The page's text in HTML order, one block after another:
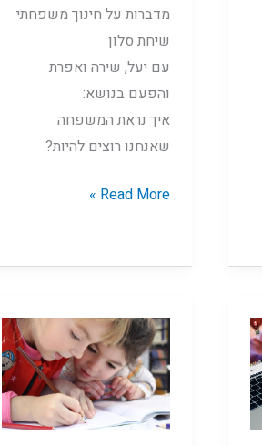
מדברות על חינוך משפחתי
שיחת סלון
עם יעל, שירה ואפרת
והפעם בנושא:
איך נראת המשפחה
שאנחנו רוצים להיות?
Read More »
מוכנות
לכיתה
א'